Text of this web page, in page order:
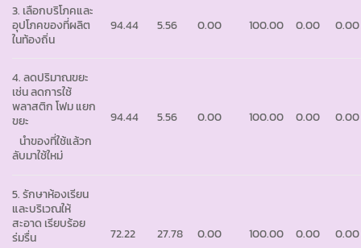
3. เลือกบริโภคและ
อุปโภคของที่ผลิต
ในท้องถิ่น
94.44 5.56 0.00 100.00 0.00 0.00
4. ลดปริมาณขยะ
เช่น ลดการใช้
พลาสติก โฟม แยก
ขยะ
นำของที่ใช้แล้วก
ลับมาใช้ใหม่
94.44 5.56 0.00 100.00 0.00 0.00
5. รักษาห้องเรียน
และบริเวณให้
สะอาด เรียบร้อย
ร่มรื่น
72.22 27.78 0.00 100.00 0.00 0.00